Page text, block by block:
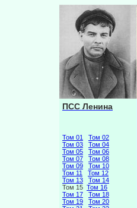
ПСС Ленина
Том 01
Том 02
Том 03
Том 04
Том 05
Том 06
Том 07
Том 08
Том 09
Том 10
Том 11
Том 12
Том 13
Том 14
Том 15 Том 16
Том 17
Том 18
Том 19
Том 20